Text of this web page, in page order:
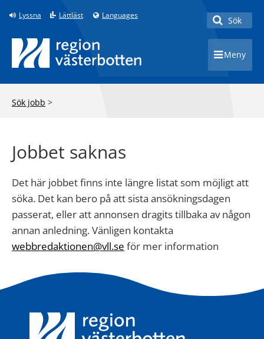
Lyssna Lättläst Languages
Toggle
Sök
Toggle
Meny
Sök jobb >
Jobbet saknas
Det här jobbet finns inte längre listat som möjligt att
söka. Det kan bero på att sista ansökningsdagen
passerat, eller att annonsen dragits tillbaka av någon
annan anledning. Vänligen kontakta
webbredaktionen@vll.se för mer information